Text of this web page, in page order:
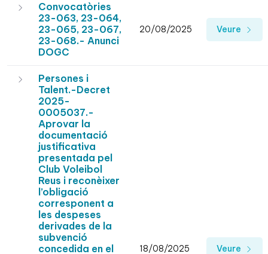
Convocatòries
23-063, 23-064,
23-065, 23-067,
23-068.- Anunci
DOGC
20/08/2025 Veure
Persones i
Talent.-Decret
2025-
0005037.-
Aprovar la
documentació
justificativa
presentada pel
Club Voleibol
Reus i reconèixer
l’obligació
corresponent a
les despeses
derivades de la
subvenció
concedida en el
18/08/2025 Veure